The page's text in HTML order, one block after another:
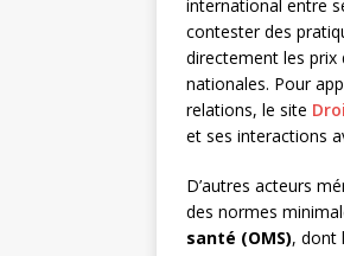
international entre
contester des
directement les
nationales. Pour
relations, le site
et ses interactions
D’autres acteurs
des normes
santé (OMS), dont